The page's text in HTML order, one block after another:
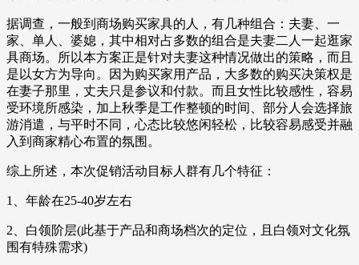
据调查，一般到商场购买家具的人，有几种组合：夫妻、一
家、单人、婆媳，其中相对占多数的组合是夫妻二人一起逛家
具商场。所以本方案正是针对夫妻这种情况做出的策略，而且
是以女方为导向。因为购买家用产品，大多数的购买决策权是
在妻子那里，丈夫只是参议和付款。而且女性比较感性，容易
受环境所感染，加上秋季是工作整顿的时间、部分人会选择旅
游消遣，与平时不同，心态比较悠闲轻松，比较容易感受并融
入到商家精心布置的氛围。
综上所述，本次促销活动目标人群有几个特征：
1、年龄在25-40岁左右
2、白领阶层(此基于产品和商场档次的定位，且白领对文化氛
围有特殊需求)